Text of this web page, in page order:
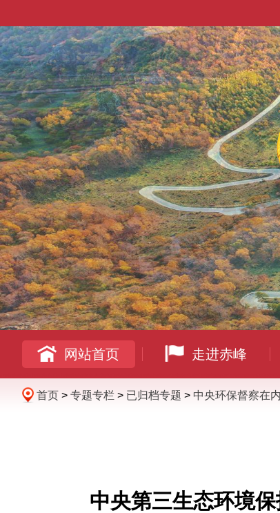
网站首页 走进赤峰
首页 > 专题专栏 > 已归档专题 > 中央环保督察在
中央第三生态环境